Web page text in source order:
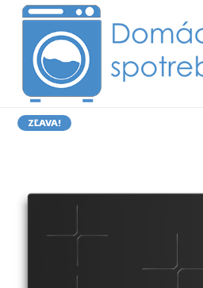
ZĽAVA!